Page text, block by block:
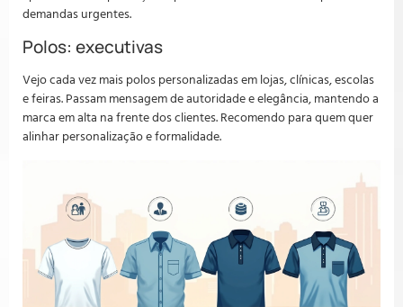
demandas urgentes.
Polos: executivas
Vejo cada vez mais polos personalizadas em lojas, clínicas, escolas
e feiras. Passam mensagem de autoridade e elegância, mantendo a
marca em alta na frente dos clientes. Recomendo para quem quer
alinhar personalização e formalidade.